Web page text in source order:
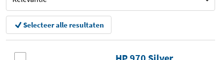
Selecteer alle resultaten